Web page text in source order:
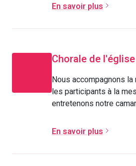
En savoir plus
Chorale de l'église
Nous accompagnons
les participants à la
entretenons notre
En savoir plus